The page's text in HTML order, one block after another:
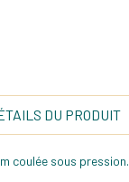
DU PRODUIT
coulée sous pression.